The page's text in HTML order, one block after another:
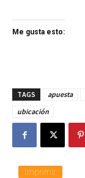
Me gusta esto:
TAGS apuesta
ubicación
Imprimir